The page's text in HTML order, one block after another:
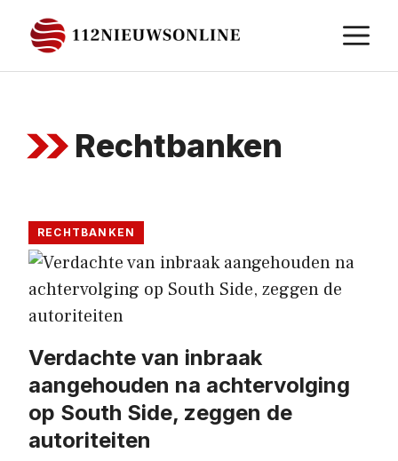
naar
de
Rechtbanken
RECHTBANKEN
Verdachte van inbraak
aangehouden na achtervolging
op South Side, zeggen de
autoriteiten